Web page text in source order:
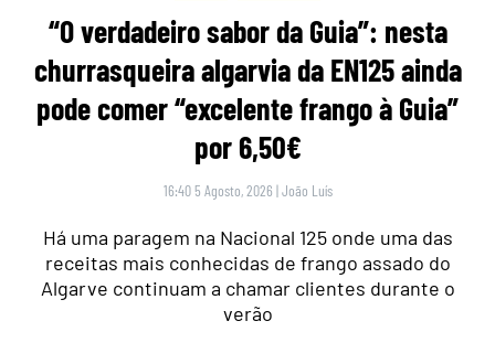
“O verdadeiro sabor da Guia”: nesta
churrasqueira algarvia da EN125 ainda
pode comer “excelente frango à Guia”
por 6,50€
16:40 5 Agosto, 2026 |João Luís
Há uma paragem na Nacional 125 onde uma das
receitas mais conhecidas de frango assado do
Algarve continuam a chamar clientes durante o
verão